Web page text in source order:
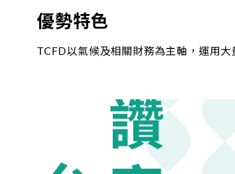
優勢特色
TCFD以氣候及相關財務為主軸，運用